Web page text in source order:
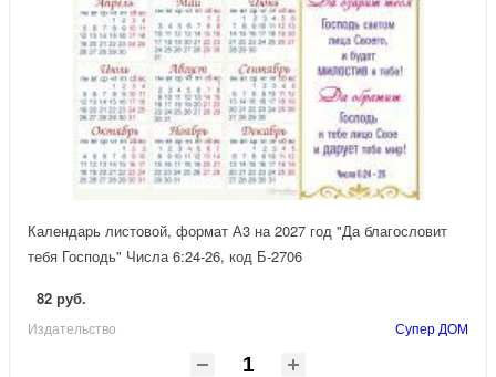
Календарь листовой, формат А3 на 2027 год "Да благословит
тебя Господь" Числа 6:24-26, код Б-2706
82 руб.
Издательство Супер ДОМ